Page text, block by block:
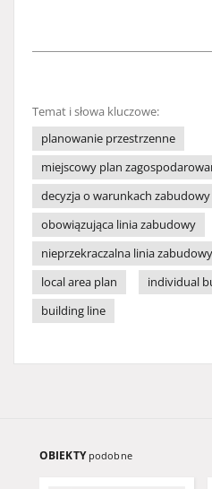
Temat i słowa kluczowe:
planowanie przestrzenne
miejscowy plan
decyzja o warunkach zabudowy
obowiązująca linia zabudowy
nieprzekraczalna linia zabudowy
local area plan
individual
building line
OBIEKTY podobne